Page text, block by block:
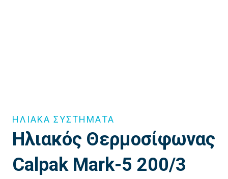
ΗΛΙΑΚΑ ΣΥΣΤΗΜΑΤΑ
Ηλιακός Θερμοσίφωνας
Calpak Mark-5 200/3